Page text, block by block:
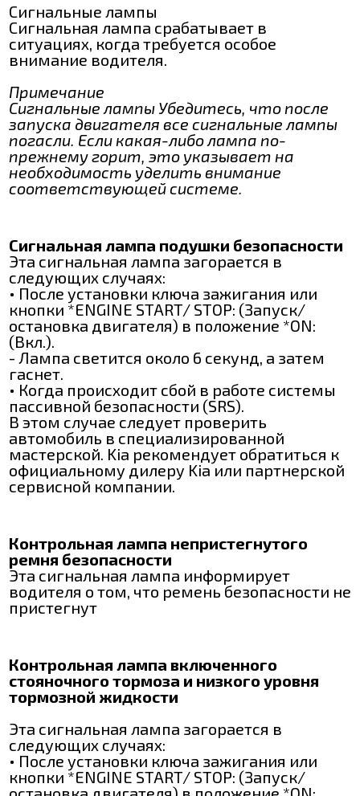
Сигнальные лампы
Сигнальная лампа срабатывает в
ситуациях, когда требуется особое
внимание водителя.
Примечание
Сигнальные лампы Убедитесь, что после
запуска двигателя все сигнальные лампы
погасли. Если какая-либо лампа по-
прежнему горит, это указывает на
необходимость уделить внимание
соответствующей системе.
Сигнальная лампа подушки безопасности
Эта сигнальная лампа загорается в
следующих случаях:
• После установки ключа зажигания или
кнопки *ENGINE START/ STOP: (Запуск/
остановка двигателя) в положение *ON:
(Вкл.).
- Лампа светится около 6 секунд, а затем
гаснет.
• Когда происходит сбой в работе системы
пассивной безопасности (SRS).
В этом случае следует проверить
автомобиль в специализированной
мастерской. Kia рекомендует обратиться к
официальному дилеру Kia или партнерской
сервисной компании.
Контрольная лампа непристегнутого
ремня безопасности
Эта сигнальная лампа информирует
водителя о том, что ремень безопасности не
пристегнут
Контрольная лампа включенного
стояночного тормоза и низкого уровня
тормозной жидкости
Эта сигнальная лампа загорается в
следующих случаях:
• После установки ключа зажигания или
кнопки *ENGINE START/ STOP: (Запуск/